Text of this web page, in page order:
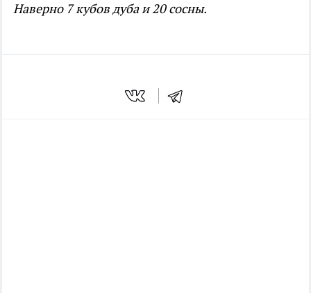
Наверно 7 кубов дуба и 20 сосны.